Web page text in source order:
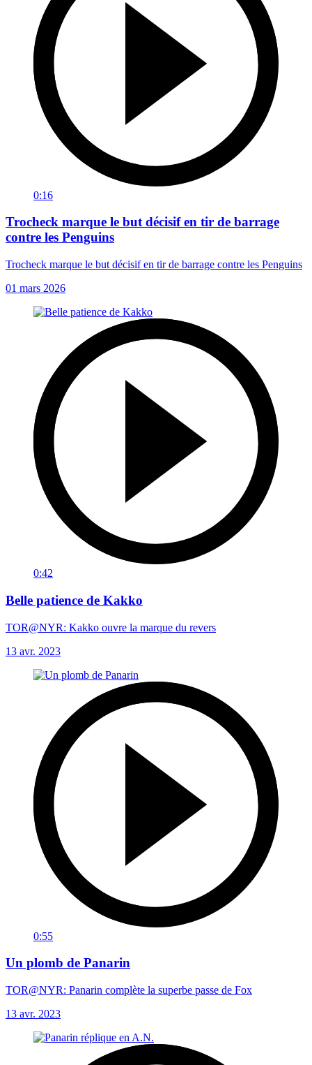
0:16
Trocheck marque le but décisif en tir de barrage
contre les Penguins
Trocheck marque le but décisif en tir de barrage contre les Penguins
01 mars 2026
0:42
Belle patience de Kakko
TOR@NYR: Kakko ouvre la marque du revers
13 avr. 2023
0:55
Un plomb de Panarin
TOR@NYR: Panarin complète la superbe passe de Fox
13 avr. 2023